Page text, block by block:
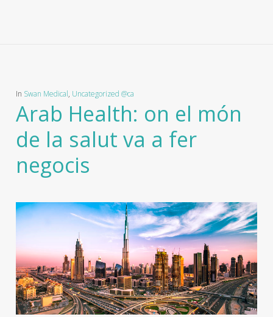
In Swan Medical, Uncategorized @ca
Arab Health: on el món
de la salut va a fer
negocis